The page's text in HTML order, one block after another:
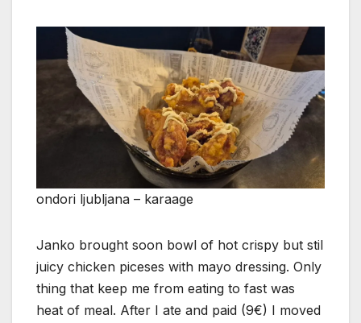
ondori ljubljana – karaage
Janko brought soon bowl of hot crispy but stil
juicy chicken piceses with mayo dressing. Only
thing that keep me from eating to fast was
heat of meal. After I ate and paid (9€) I moved